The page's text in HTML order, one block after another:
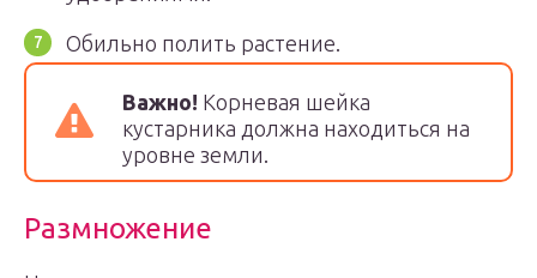
Обильно полить растение.
Важно! Корневая шейка
кустарника должна находиться на
уровне земли.
Размножение